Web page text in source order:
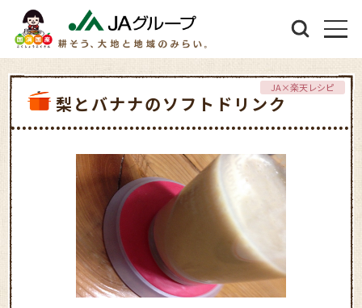
梨とバナナのソフトドリンク
JA×楽天レシピ